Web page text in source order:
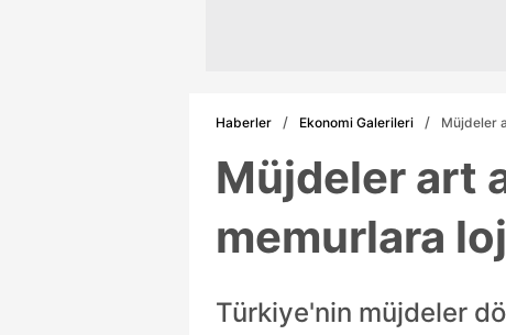
Haberler Ekonomi Galerileri Müjdeler
Müjdeler art
memurlara
Türkiye'nin müjdeler